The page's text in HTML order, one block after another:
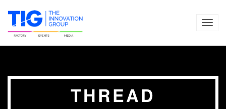
THREAD